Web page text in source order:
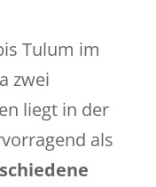
Tulum im
zwei
liegt in der
als